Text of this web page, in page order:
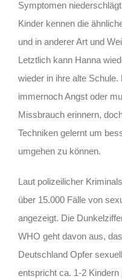
Symptomen
Kinder kennen die
und in anderer Art und
Letztlich kann Hanna
wieder in ihre alte
immernoch Angst oder
Missbrauch erinnern,
Techniken gelernt um
umgehen zu können.
Laut polizeilicher
über 15.000 Fälle von
angezeigt. Die
WHO geht davon aus,
Deutschland Opfer
entspricht ca. 1-2